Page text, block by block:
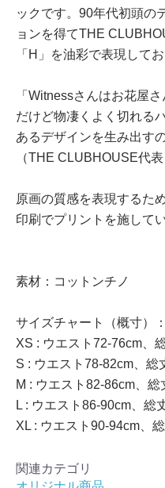
ックです。90年代初頭の
ョンを得てTHE
「H」を油彩で表現してお
「Witnessさんはお花屋
だけど物凄くよく切れる
あるデザインを生み出すの
（THE CLUBHOUSE代表
原画の質感を表現するた
印刷でプリントを施してい
素材：コットンチノ
サイズチャート（概寸）：
XS : ウエスト72-76cm、
S : ウエスト78-82cm、総
M : ウエスト82-86cm、
L : ウエスト86-90cm、総
XL : ウエスト90-94cm、
関連カテゴリ